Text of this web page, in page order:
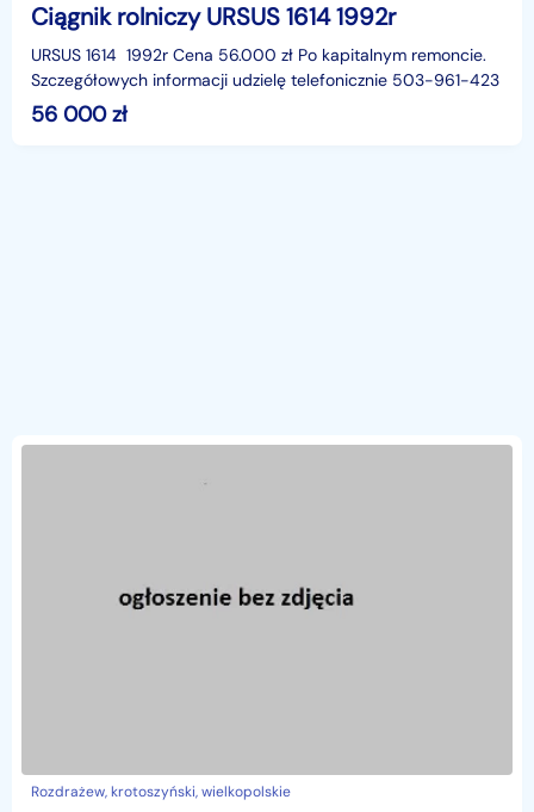
Ciągnik rolniczy URSUS 1614 1992r
URSUS 1614 1992r Cena 56.000 zł Po kapitalnym remoncie.
Szczegółowych informacji udzielę telefonicznie 503-961-423
56 000zł
Rozdrażew, krotoszyński, wielkopolskie